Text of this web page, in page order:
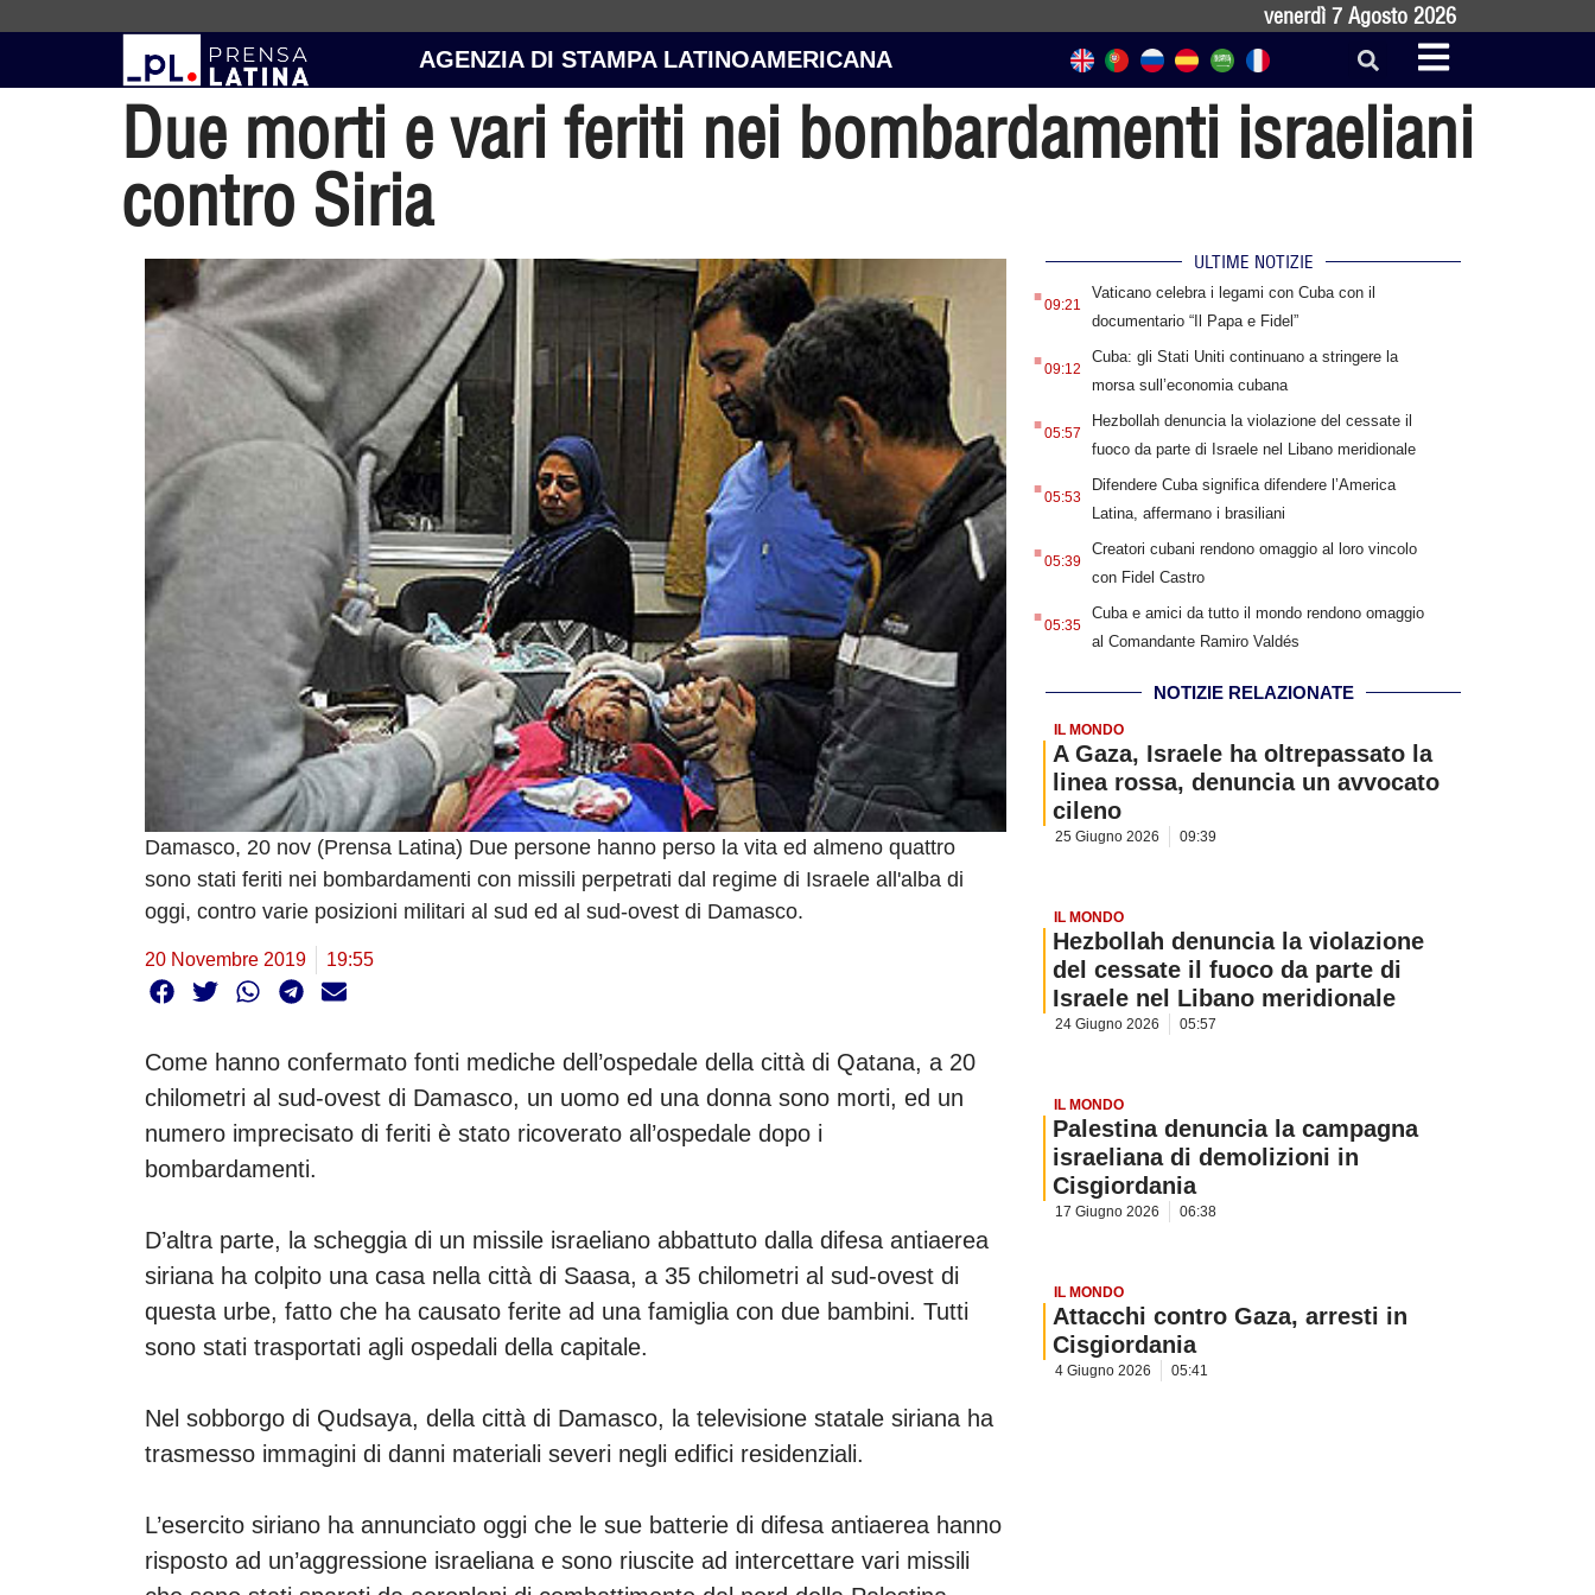
venerdì 7 Agosto 2026
AGENZIA DI STAMPA LATINOAMERICANA
Due morti e vari feriti nei bombardamenti israeliani
contro Siria
Damasco, 20 nov (Prensa Latina) Due persone hanno perso la vita ed almeno quattro
sono stati feriti nei bombardamenti con missili perpetrati dal regime di Israele all'alba di
oggi, contro varie posizioni militari al sud ed al sud-ovest di Damasco.
20 Novembre 2019 19:55
Come hanno confermato fonti mediche dell’ospedale della città di Qatana, a 20
chilometri al sud-ovest di Damasco, un uomo ed una donna sono morti, ed un
numero imprecisato di feriti è stato ricoverato all’ospedale dopo i
bombardamenti.
D’altra parte, la scheggia di un missile israeliano abbattuto dalla difesa antiaerea
siriana ha colpito una casa nella città di Saasa, a 35 chilometri al sud-ovest di
questa urbe, fatto che ha causato ferite ad una famiglia con due bambini. Tutti
sono stati trasportati agli ospedali della capitale.
Nel sobborgo di Qudsaya, della città di Damasco, la televisione statale siriana ha
trasmesso immagini di danni materiali severi negli edifici residenziali.
L’esercito siriano ha annunciato oggi che le sue batterie di difesa antiaerea hanno
risposto ad un’aggressione israeliana e sono riuscite ad intercettare vari missili
ULTIME NOTIZIE
.09:21
Vaticano celebra i legami con Cuba con il
documentario “Il Papa e Fidel”
.09:12
Cuba: gli Stati Uniti continuano a stringere la
morsa sull’economia cubana
.05:57
Hezbollah denuncia la violazione del cessate il
fuoco da parte di Israele nel Libano meridionale
.05:53
Difendere Cuba significa difendere l’America
Latina, affermano i brasiliani
.05:39
Creatori cubani rendono omaggio al loro vincolo
con Fidel Castro
.05:35
Cuba e amici da tutto il mondo rendono omaggio
al Comandante Ramiro Valdés
NOTIZIE RELAZIONATE
IL MONDO
A Gaza, Israele ha oltrepassato la
linea rossa, denuncia un avvocato
cileno
25 Giugno 2026 09:39
IL MONDO
Hezbollah denuncia la violazione
del cessate il fuoco da parte di
Israele nel Libano meridionale
24 Giugno 2026 05:57
IL MONDO
Palestina denuncia la campagna
israeliana di demolizioni in
Cisgiordania
17 Giugno 2026 06:38
IL MONDO
Attacchi contro Gaza, arresti in
Cisgiordania
4 Giugno 2026 05:41